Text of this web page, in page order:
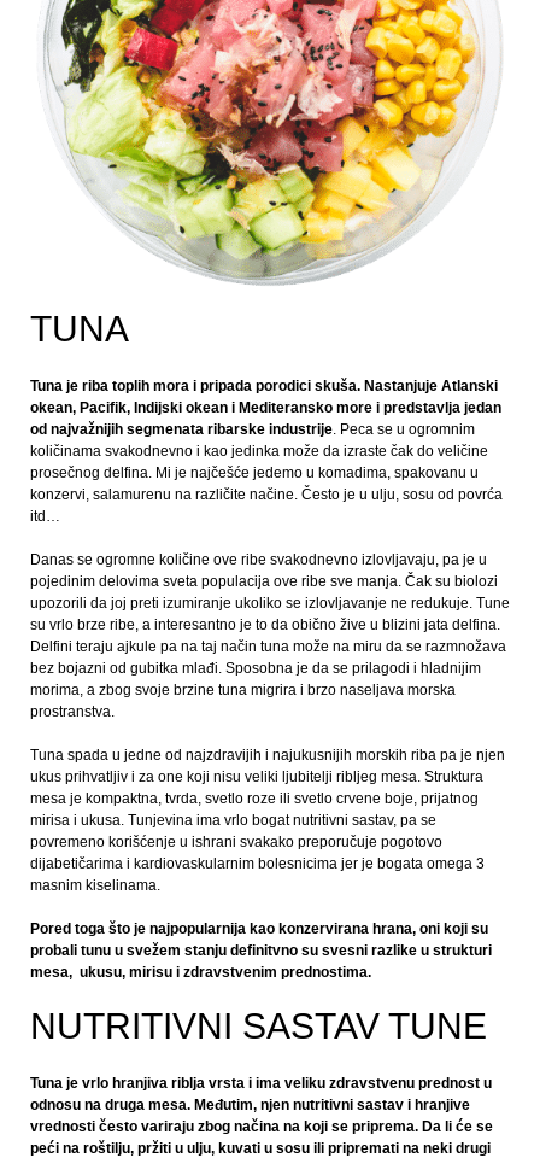
TUNA
Tuna je riba toplih mora i pripada porodici skuša. Nastanjuje Atlanski
okean, Pacifik, Indijski okean i Mediteransko more i predstavlja jedan
od najvažnijih segmenata ribarske industrije. Peca se u ogromnim
količinama svakodnevno i kao jedinka može da izraste čak do veličine
prosečnog delfina. Mi je najčešće jedemo u komadima, spakovanu u
konzervi, salamurenu na različite načine. Često je u ulju, sosu od povrća
itd…
Danas se ogromne količine ove ribe svakodnevno izlovljavaju, pa je u
pojedinim delovima sveta populacija ove ribe sve manja. Čak su biolozi
upozorili da joj preti izumiranje ukoliko se izlovljavanje ne redukuje. Tune
su vrlo brze ribe, a interesantno je to da obično žive u blizini jata delfina.
Delfini teraju ajkule pa na taj način tuna može na miru da se razmnožava
bez bojazni od gubitka mlađi. Sposobna je da se prilagodi i hladnijim
morima, a zbog svoje brzine tuna migrira i brzo naseljava morska
prostranstva.
Tuna spada u jedne od najzdravijih i najukusnijih morskih riba pa je njen
ukus prihvatljiv i za one koji nisu veliki ljubitelji ribljeg mesa. Struktura
mesa je kompaktna, tvrda, svetlo roze ili svetlo crvene boje, prijatnog
mirisa i ukusa. Tunjevina ima vrlo bogat nutritivni sastav, pa se
povremeno korišćenje u ishrani svakako preporučuje pogotovo
dijabetičarima i kardiovaskularnim bolesnicima jer je bogata omega 3
masnim kiselinama.
Pored toga što je najpopularnija kao konzervirana hrana, oni koji su
probali tunu u svežem stanju definitvno su svesni razlike u strukturi
mesa, ukusu, mirisu i zdravstvenim prednostima.
NUTRITIVNI SASTAV TUNE
Tuna je vrlo hranjiva riblja vrsta i ima veliku zdravstvenu prednost u
odnosu na druga mesa. Međutim, njen nutritivni sastav i hranjive
vrednosti često variraju zbog načina na koji se priprema. Da li će se
peći na roštilju, pržiti u ulju, kuvati u sosu ili pripremati na neki drugi